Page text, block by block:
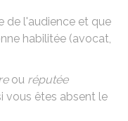
de l'audience et que
habilitée (avocat,
ou réputée
vous êtes absent le